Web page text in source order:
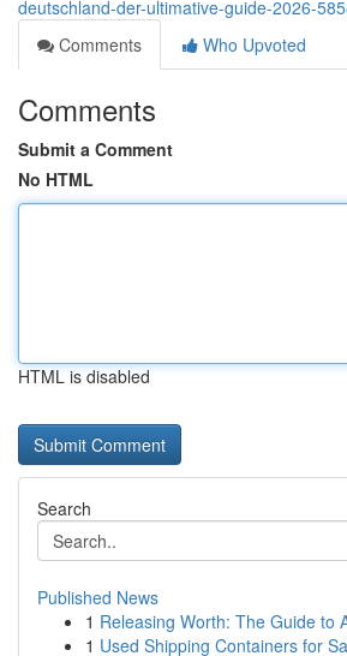
deutschland-der-ultimative-guide-2026-
Comments
Who Upvoted
Comments
Submit a Comment
No HTML
HTML is disabled
Search
Published News
1 Releasing Worth: The Guide to
1 Used Shipping Containers for